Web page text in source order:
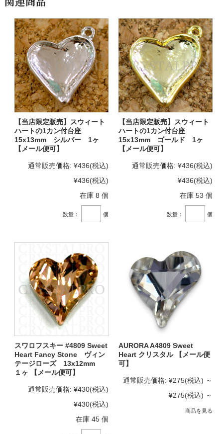
【当店限定販売】スウィート
ハートの1カン付台座
15x13mm シルバー 1ヶ
【メール便可】
通常販売価格: ¥436(税込)
¥436(税込)
在庫 8 個
数量： 個
【当店限定販売】スウィート
ハートの1カン付台座
15x13mm ゴールド 1ヶ
【メール便可】
通常販売価格: ¥436(税込)
¥436(税込)
在庫 53 個
数量： 個
スワロフスキー #4809 Sweet
Heart Fancy Stone ヴィン
テージローズ 13x12mm
１ヶ 【メール便可】
通常販売価格: ¥430(税込)
¥430(税込)
在庫 45 個
AURORA A4809 Sweet
Heart クリスタル 【メール便
可】
通常販売価格: ¥275(税込) ～
¥275(税込) ～
商品を見る